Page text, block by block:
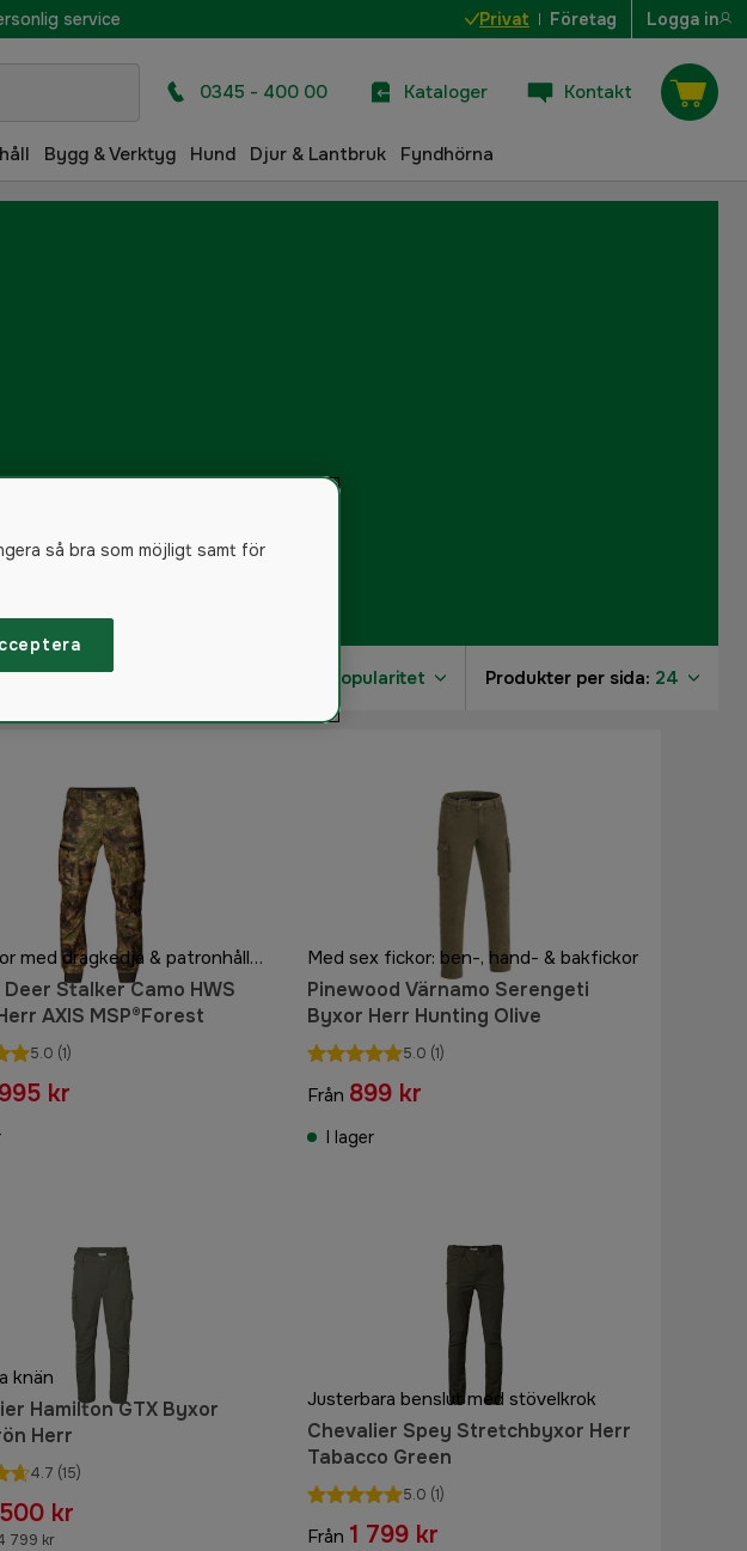
service Privat Företag Logga in
0345 - 400 00 Kataloger Kontakt
Bygg & Verktyg Hund Djur & Lantbruk Fyndhörna
516produkter Popularitet Produkter per sida: 24
Benfickor med dragkedja & patronhållare
Stalker Camo HWS
AXIS MSP®Forest
5.0 (1)
kr
Med sex fickor: ben-, hand- & bakfickor
Pinewood Värnamo Serengeti
Byxor Herr Hunting Olive
5.0 (1)
Från 899 kr
I lager
knän
Hamilton GTX Byxor
Herr
4.7 (15)
kr
799 kr
Justerbara benslut med stövelkrok
Chevalier Spey Stretchbyxor Herr
Tabacco Green
5.0 (1)
Från 1 799 kr
så bra som möjligt samt för